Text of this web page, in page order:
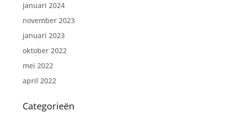
januari 2024
november 2023
januari 2023
oktober 2022
mei 2022
april 2022
Categorieën